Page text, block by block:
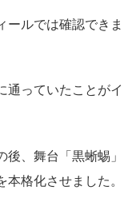
ールでは確認できま
通っていたことがイ
、舞台「黒蜥蜴」
格化させました。